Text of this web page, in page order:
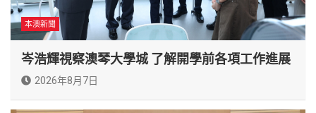
本澳新聞
岑浩輝視察澳琴大學城 了解開學前各項工作進展
2026年8月7日